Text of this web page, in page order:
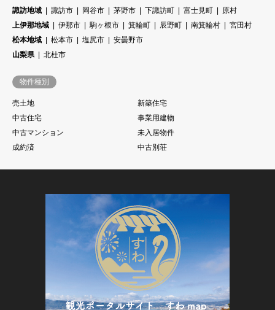
諏訪地域 諏訪市 岡谷市 茅野市 下諏訪町 富士見町
原村
上伊那地域
伊那市 駒ヶ根市 箕輪町 辰野町 南箕輪村
宮田村
松本地域
松本市 塩尻市
安曇野市
山梨県
北杜市
物件種別
売土地
新築住宅
中古住宅
事業用建物
中古マンション
未入居物件
成約済
中古別荘